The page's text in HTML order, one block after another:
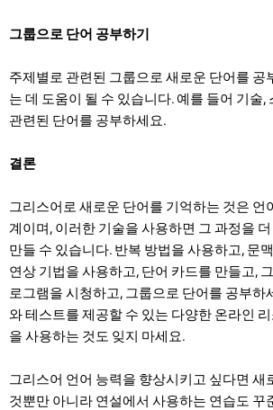
그룹으로 단어 공부하기
주제별로 관련된 그룹으로 새로운 단어를 공
는 데 도움이 될 수 있습니다. 예를 들어 기술,
관련된 단어를 공부하세요.
결론
그리스어로 새로운 단어를 기억하는 것은 언
계이며, 이러한 기술을 사용하면 그 과정을
만들 수 있습니다. 반복 방법을 사용하고, 문
연상 기법을 사용하고, 단어 카드를 만들고,
로그램을 시청하고, 그룹으로 단어를 공부하
와 테스트를 제공할 수 있는 다양한 온라인
을 사용하는 것도 잊지 마세요.
그리스어 언어 능력을 향상시키고 싶다면 새
것뿐만 아니라 연설에서 사용하는 연습도 꾸